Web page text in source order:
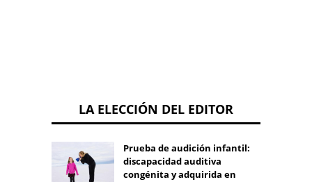
LA ELECCIÓN DEL EDITOR
Prueba de audición infantil:
discapacidad auditiva
congénita y adquirida en